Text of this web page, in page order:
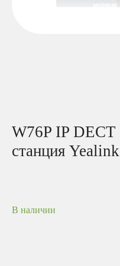
W76P IP DECT
станция Yealink
В наличии